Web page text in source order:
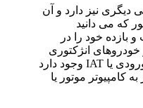
دیگری نیز دارد و آن
که می دانید
بازده خود را در
انژکتوری
سنسوری به نام سنسور دمای هوای ورودی یا IAT وجود دارد
کامپیوتر موتور یا